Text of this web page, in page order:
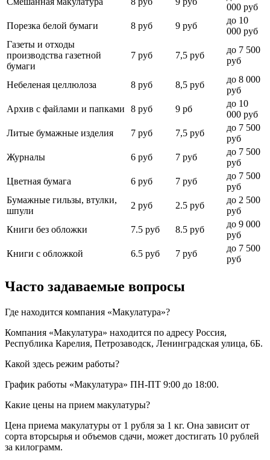
000 руб
Порезка белой бумаги
8 руб 9 руб
до 10
000 руб
Газеты и отходы
производства газетной
бумаги
7 руб 7,5 руб
до 7 500
руб
Небеленая целлюлоза 8 руб 8,5 руб
до 8 000
руб
Архив с файлами и папками
8 руб 9 рб
до 10
000 руб
Литые бумажные изделия
7 руб 7,5 руб
до 7 500
руб
Журналы
6 руб 7 руб
до 7 500
руб
Цветная бумага
6 руб 7 руб
до 7 500
руб
Бумажные гильзы, втулки,
шпули
2 руб 2.5 руб
до 2 500
руб
Книги без обложки
7.5 руб 8.5 руб
до 9 000
руб
Книги с обложкой
6.5 руб 7 руб
до 7 500
руб
Часто задаваемые вопросы
Где находится компания «Макулатура»?
Компания «Макулатура» находится по адресу Россия,
Республика Карелия, Петрозаводск, Ленинградская улица, 6Б.
Какой здесь режим работы?
График работы «Макулатура» ПН-ПТ 9:00 до 18:00.
Какие цены на прием макулатуры?
Цена приема макулатуры от 1 рубля за 1 кг. Она зависит от
сорта вторсырья и объемов сдачи, может достигать 10 рублей
за килограмм.